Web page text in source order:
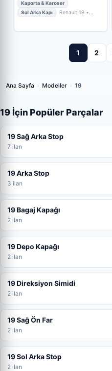
Kaporta & Karoser
Sol Arka Kapı
Renault 19 •
1 2
Ana Sayfa › Modeller › 19
19 İçin Popüler Parçalar
19 Sağ Arka Stop
7 ilan
19 Arka Stop
3 ilan
19 Bagaj Kapağı
2 ilan
19 Depo Kapağı
2 ilan
19 Direksiyon Simidi
2 ilan
19 Sağ Ön Far
2 ilan
19 Sol Arka Stop
2 ilan